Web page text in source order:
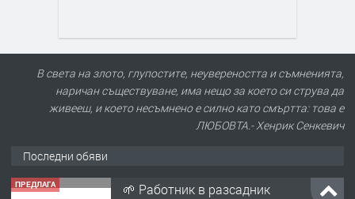
В света на злото, глупостите, неувереността и съмненията,
наричан съществуване, има нещо за което си струва да
живееш, и което несъмнено е силно като смъртта: това е
ЛЮБОВТА.- Хенрик Сенкевич
Последни обяви
ПРЕДЛАГА 🌱 Работник в разсадник